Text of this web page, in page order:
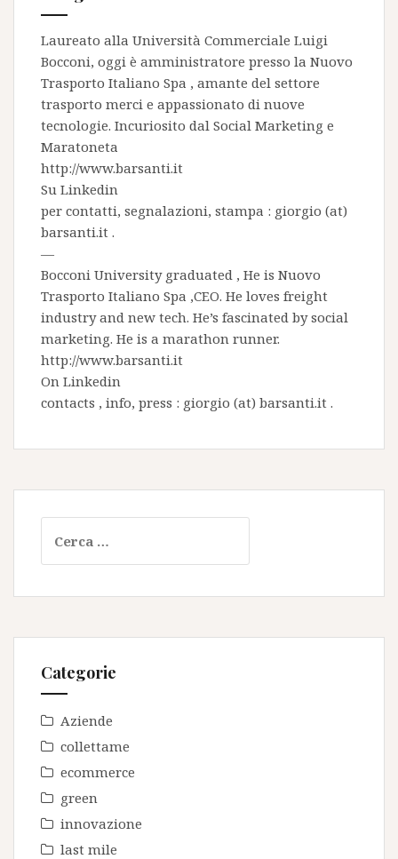
Laureato alla Università Commerciale Luigi
Bocconi, oggi è amministratore presso la Nuovo
Trasporto Italiano Spa , amante del settore
trasporto merci e appassionato di nuove
tecnologie. Incuriosito dal Social Marketing e
Maratoneta
http://www.barsanti.it
Su Linkedin
per contatti, segnalazioni, stampa : giorgio (at)
barsanti.it .
—
Bocconi University graduated , He is Nuovo
Trasporto Italiano Spa ,CEO. He loves freight
industry and new tech. He’s fascinated by social
marketing. He is a marathon runner.
http://www.barsanti.it
On Linkedin
contacts , info, press : giorgio (at) barsanti.it .
per:
Categorie
Aziende
collettame
ecommerce
green
innovazione
last mile